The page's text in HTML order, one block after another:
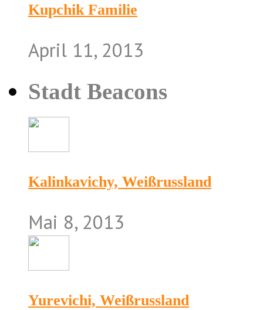
Kupchik Familie
April 11, 2013
Stadt Beacons
Kalinkavichy, Weißrussland
Mai 8, 2013
Yurevichi, Weißrussland